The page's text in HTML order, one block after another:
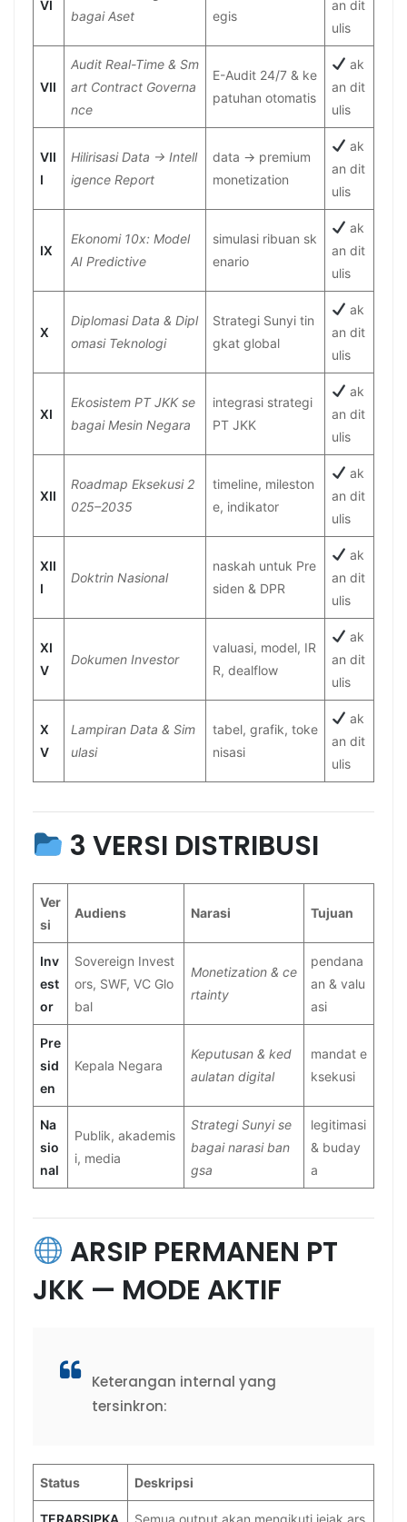
VI
bagai Aset
egis
an dit
ulis
VII
Audit Real-Time & Sm
art Contract Governa
nce
E-Audit 24/7 & ke
patuhan otomatis
ak
an dit
ulis
VII
I
Hilirisasi Data → Intell
igence Report
data → premium
monetization
ak
an dit
ulis
IX
Ekonomi 10x: Model
AI Predictive
simulasi ribuan sk
enario
ak
an dit
ulis
X
Diplomasi Data & Dipl
omasi Teknologi
Strategi Sunyi tin
gkat global
ak
an dit
ulis
XI
Ekosistem PT JKK se
bagai Mesin Negara
integrasi strategi
PT JKK
ak
an dit
ulis
XII
Roadmap Eksekusi 2
025–2035
timeline, mileston
e, indikator
ak
an dit
ulis
XII
I
Doktrin Nasional
naskah untuk Pre
siden & DPR
ak
an dit
ulis
XI
V
Dokumen Investor
valuasi, model, IR
R, dealflow
ak
an dit
ulis
X
V
Lampiran Data & Sim
ulasi
tabel, grafik, toke
nisasi
ak
an dit
ulis
3 VERSI DISTRIBUSI
Ver
si
Audiens Narasi Tujuan
Inv
est
or
Sovereign Invest
ors, SWF, VC Glo
bal
Monetization & ce
rtainty
pendana
an & valu
asi
Pre
sid
en
Kepala Negara
Keputusan & ked
aulatan digital
mandat e
ksekusi
Na
sio
nal
Publik, akademis
i, media
Strategi Sunyi se
bagai narasi ban
gsa
legitimasi
& buday
a
ARSIP PERMANEN PT
JKK — MODE AKTIF
Keterangan internal yang
tersinkron:
Status Deskripsi
TERARSIPKA Semua output akan mengikuti jejak ars